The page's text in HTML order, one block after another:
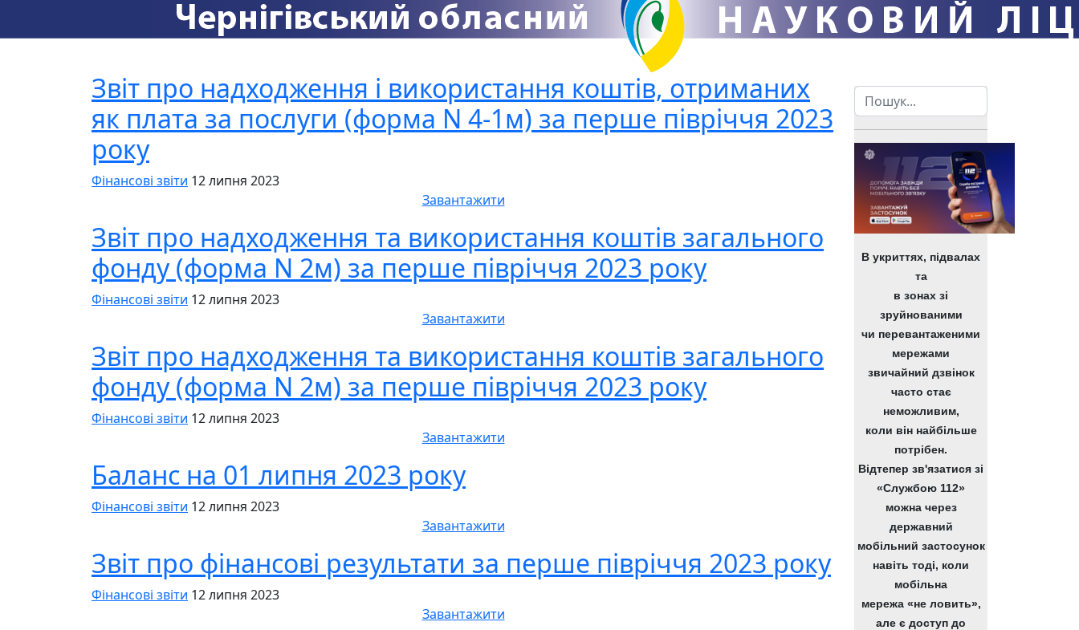
Звіт про надходження і використання коштів, отриманих
як плата за послуги (форма N 4-1м) за перше півріччя 2023
року
Фінансові звіти 12 липня 2023
Завантажити
Звіт про надходження та використання коштів загального
фонду (форма N 2м) за перше півріччя 2023 року
Фінансові звіти 12 липня 2023
Завантажити
Звіт про надходження та використання коштів загального
фонду (форма N 2м) за перше півріччя 2023 року
Фінансові звіти 12 липня 2023
Завантажити
Баланс на 01 липня 2023 року
Фінансові звіти 12 липня 2023
Завантажити
Звіт про фінансові результати за перше півріччя 2023 року
Фінансові звіти 12 липня 2023
Завантажити
Пошук
В укриттях, підвалах
та
в зонах зі
зруйнованими
чи перевантаженими
мережами
звичайний дзвінок
часто стає
неможливим,
коли він найбільше
потрібен.
Відтепер зв'язатися зі
«Службою 112»
можна через
державний
мобільний застосунок
навіть тоді, коли
мобільна
мережа «не ловить»,
але є доступ до